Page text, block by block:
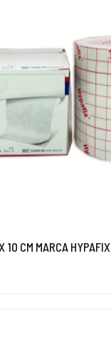
10 CM MARCA HYPAFIX